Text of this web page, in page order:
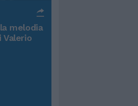
melodia
Valerio